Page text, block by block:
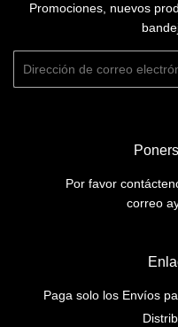
Promociones, nuevos
Por favor
correo
Paga solo los Envíos